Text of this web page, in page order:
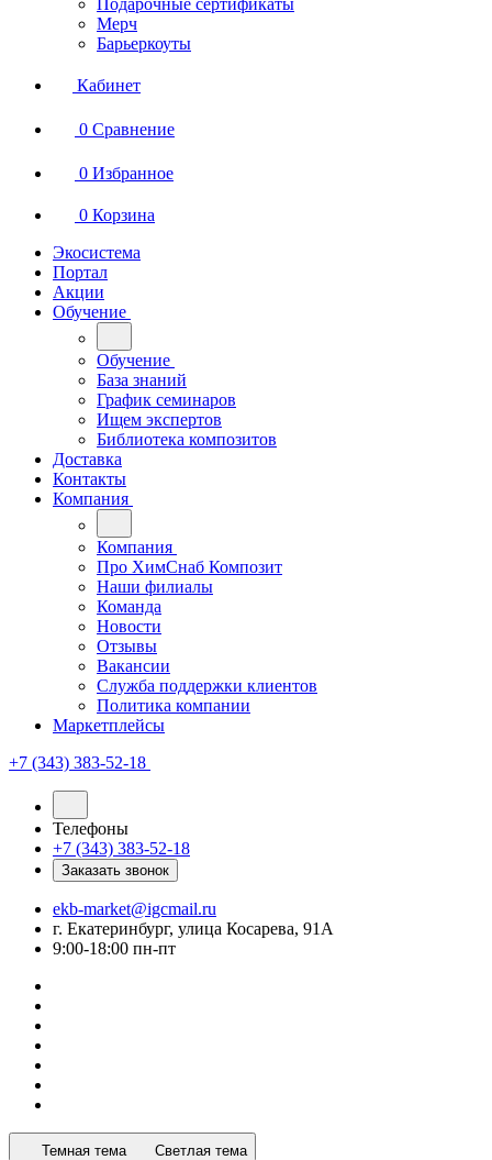
Подарочные сертификаты
Мерч
Барьеркоуты
Кабинет
0 Сравнение
0 Избранное
0 Корзина
Экосистема
Портал
Акции
Обучение
Обучение
База знаний
График семинаров
Ищем экспертов
Библиотека композитов
Доставка
Контакты
Компания
Компания
Про ХимСнаб Композит
Наши филиалы
Команда
Новости
Отзывы
Вакансии
Служба поддержки клиентов
Политика компании
Маркетплейсы
+7 (343) 383-52-18
Телефоны
+7 (343) 383-52-18
Заказать звонок
ekb-market@igcmail.ru
г. Екатеринбург, улица Косарева, 91А
9:00-18:00 пн-пт
Темная тема Светлая тема